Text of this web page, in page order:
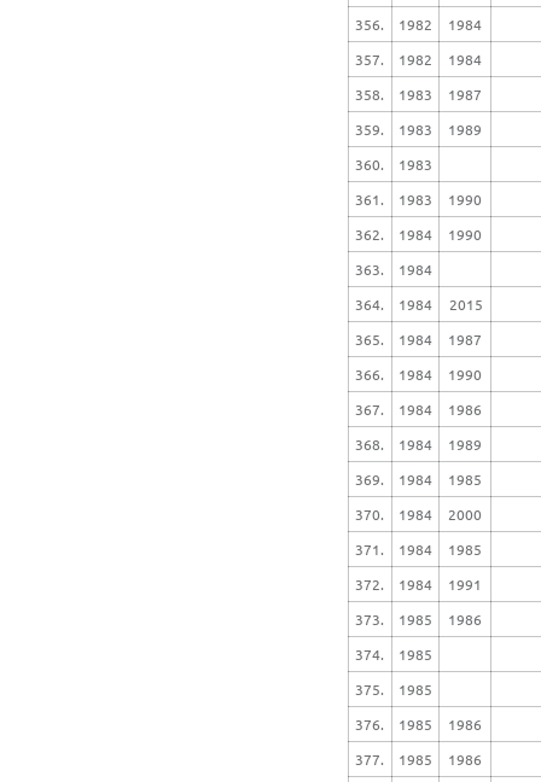
356.
1982
1984
357.
1982
1984
358.
1983
1987
359.
1983
1989
360.
1983
361.
1983
1990
362.
1984
1990
363.
1984
364.
1984
2015
365.
1984
1987
366.
1984
1990
367.
1984
1986
368.
1984
1989
369.
1984
1985
370.
1984
2000
371.
1984
1985
372.
1984
1991
373.
1985
1986
374.
1985
375.
1985
376.
1985
1986
377.
1985
1986